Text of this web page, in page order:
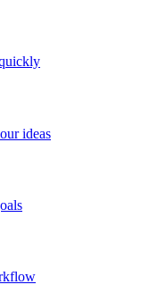
ideas